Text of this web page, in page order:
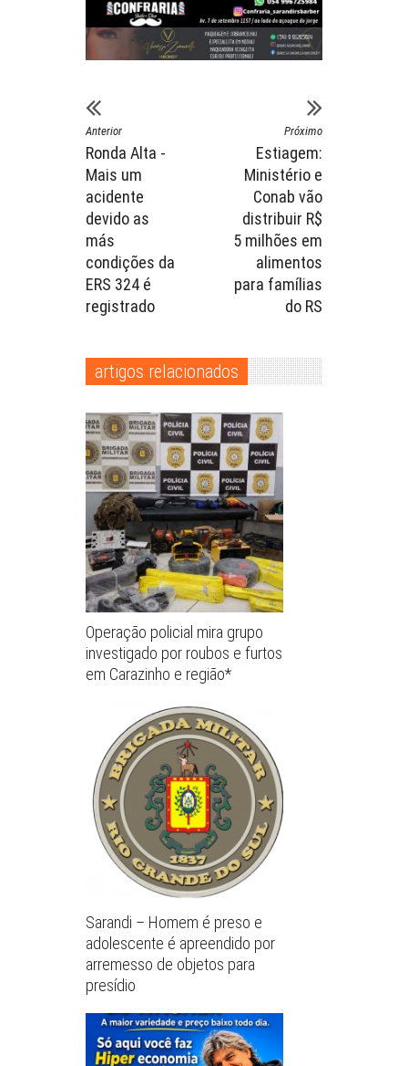
Anterior
Ronda Alta -
Mais um
acidente
devido as
más
condições da
ERS 324 é
registrado
Próximo
Estiagem:
Ministério e
Conab vão
distribuir R$
5 milhões em
alimentos
para famílias
do RS
artigos relacionados
Operação policial mira grupo
investigado por roubos e furtos
em Carazinho e região*
Sarandi – Homem é preso e
adolescente é apreendido por
arremesso de objetos para
presídio